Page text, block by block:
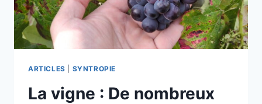
ARTICLES SYNTROPIE
La vigne : De nombreux